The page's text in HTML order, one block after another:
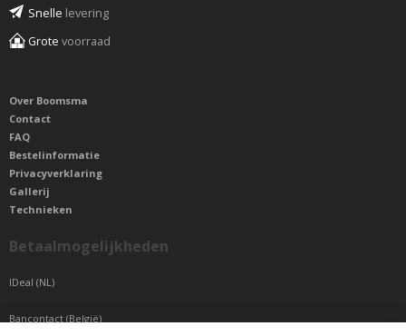
Snelle levering
Grote voorraad
Over Boomsma
Contact
FAQ
Bestelinformatie
Privacyverklaring
Gallerij
Technieken
Betaalmogelijkheden
IDeal (NL)
Bancontact (België)